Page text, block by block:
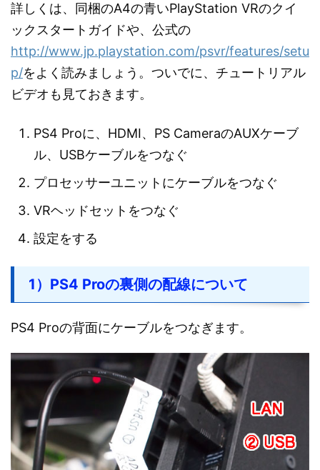
詳しくは、同梱のA4の青いPlayStation VRのクイ
ックスタートガイドや、公式の
http://www.jp.playstation.com/psvr/features/setu
p/をよく読みましょう。ついでに、チュートリアル
ビデオも見ておきます。
PS4 Proに、HDMI、PS CameraのAUXケーブ
ル、USBケーブルをつなぐ
プロセッサーユニットにケーブルをつなぐ
VRヘッドセットをつなぐ
設定をする
1）PS4 Proの裏側の配線について
PS4 Proの背面にケーブルをつなぎます。